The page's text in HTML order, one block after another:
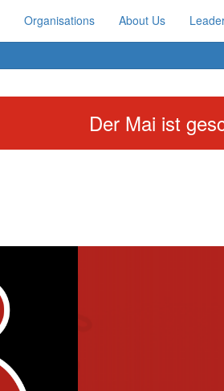
Organisations About Us
Der Mai ist